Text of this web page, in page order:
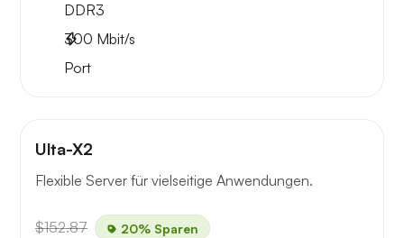
DDR3
300 Mbit/s
Port
Ulta-X2
Flexible Server für vielseitige Anwendungen.
$152.87 20% Sparen